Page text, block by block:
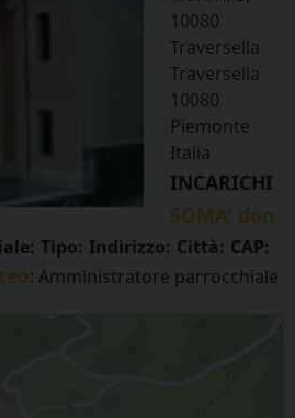
Tipo: Indirizzo:
10080
Traversella
Città:
Traversella
CAP:
10080
Piemonte
Italia
INCARICHI
SOMA' don
: Amministratore parrocchiale